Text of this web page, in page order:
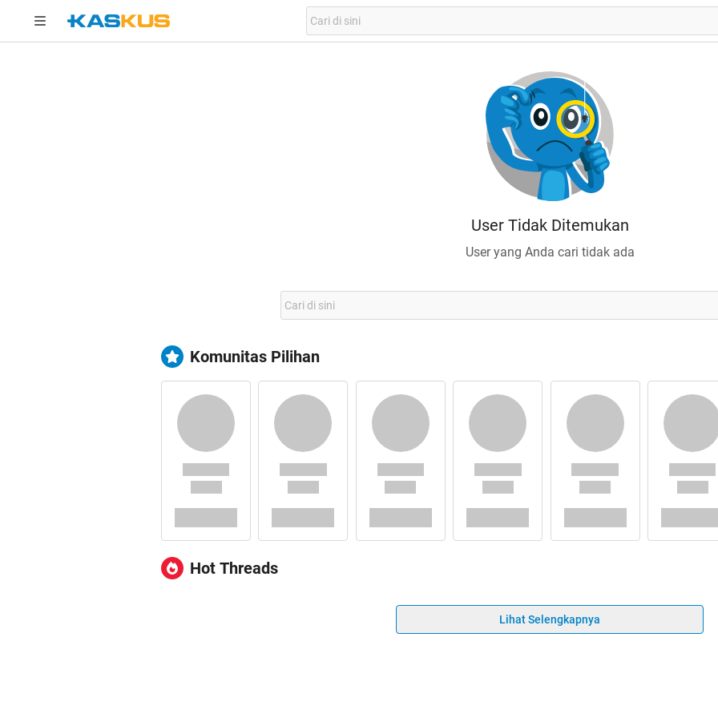
User Tidak Ditemukan
User yang Anda cari tidak ada
Komunitas Pilihan
Hot Threads
Lihat Selengkapnya